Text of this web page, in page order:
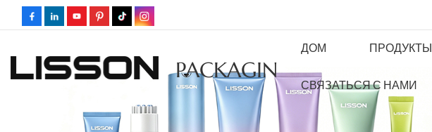
PACKAGING
ДОМ ПРОДУКТЫ
СВЯЗАТЬСЯ С НАМИ